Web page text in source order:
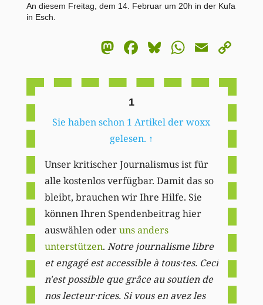
An diesem Freitag, dem 14. Februar um 20h in der Kufa
in Esch.
Mastodon
Facebook
BlueskyEmail
1
Sie haben schon 1 Artikel der woxx
gelesen. ↑
Unser kritischer Journalismus ist für
alle kostenlos verfügbar. Damit das so
bleibt, brauchen wir Ihre Hilfe. Sie
können Ihren Spendenbeitrag hier
auswählen oderuns anders
unterstützen. Notre journalisme libre
et engagé est accessible à tous·tes. Ceci
n'est possible que grâce au soutien de
nos lecteur·rices. Si vous en avez les